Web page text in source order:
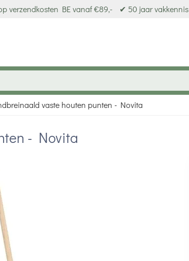
verzendkosten BE vanaf €89,- ✔ 50 jaar vakkennis
vaste houten punten - Novita
- Novita